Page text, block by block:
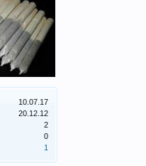
10.07.17
20.12.12
2
0
1